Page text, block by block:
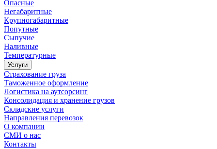
Опасные
Негабаритные
Крупногабаритные
Попутные
Сыпучие
Наливные
Температурные
Услуги
Страхование груза
Таможенное оформление
Логистика на аутсорсинг
Консолидация и хранение грузов
Складские услуги
Направления перевозок
О компании
СМИ о нас
Контакты